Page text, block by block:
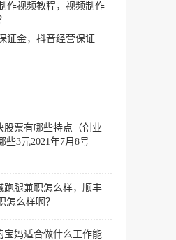
作视频教程，视频制作
证金，抖音经营保证
股票有哪些特点（创业
些3元2021年7月8号
跑腿兼职怎么样，顺丰
怎么样啊？
宝妈适合做什么工作能